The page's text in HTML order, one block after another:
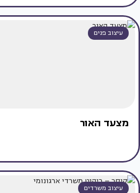
עיצוב פנים
מצעד האור
עיצוב משרדים